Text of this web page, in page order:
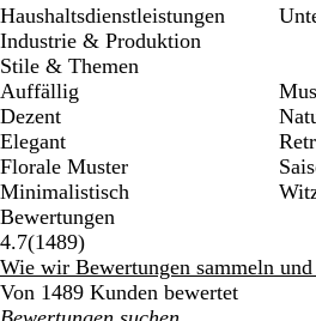
Haushaltsdienstleistungen
Industrie & Produktion
Stile & Themen
Auffällig
Dezent
Elegant
Florale Muster
Minimalistisch
Bewertungen
4.7(14891489
Bewertungen
)
Wie wir Bewertungen sammeln und
Von 1489 Kunden bewertet